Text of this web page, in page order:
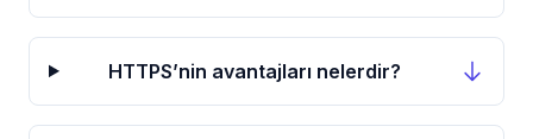
HTTPS’nin avantajları nelerdir?